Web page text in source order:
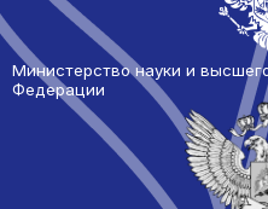
Министерство науки и
Федерации